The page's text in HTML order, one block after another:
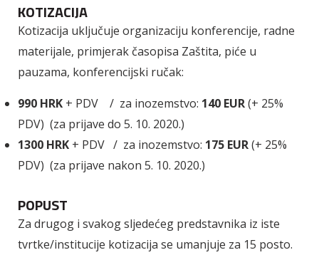
KOTIZACIJA
Kotizacija uključuje organizaciju konferencije, radne
materijale, primjerak časopisa Zaštita, piće u
pauzama, konferencijski ručak:
990 HRK + PDV / za inozemstvo: 140 EUR(+ 25%
PDV) (za prijave do 5. 10. 2020.)
1300 HRK + PDV / za inozemstvo: 175 EUR(+ 25%
PDV) (za prijave nakon 5. 10. 2020.)
POPUST
Za drugog i svakog sljedećeg predstavnika iz iste
tvrtke/institucije kotizacija se umanjuje za 15 posto.